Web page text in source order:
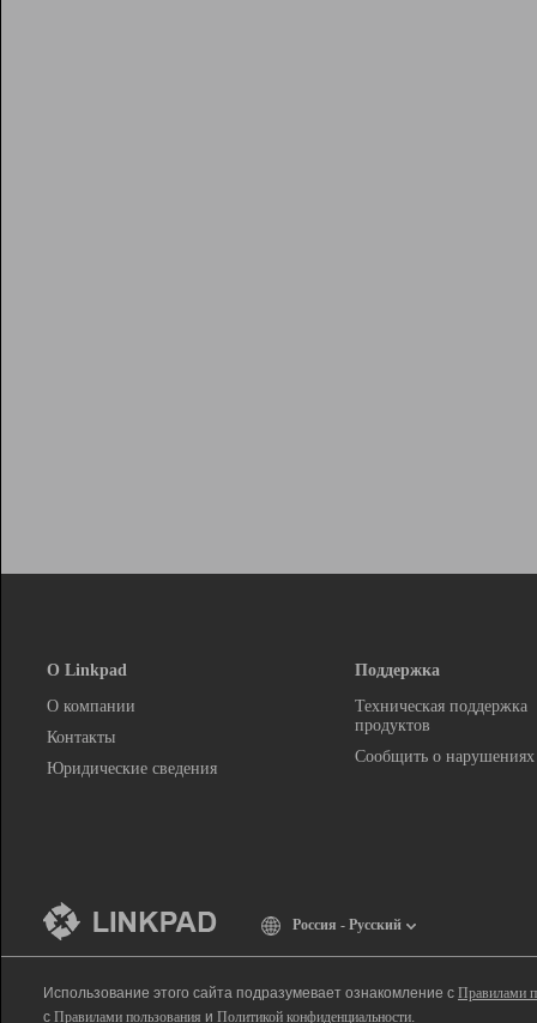
О Linkpad
О компании
Контакты
Юридические сведения
Поддержка
Техническая поддержка
продуктов
Сообщить о нарушениях
Россия - Русский
Использование этого сайта подразумевает ознакомление с Правилами
с Правилами пользования и Политикой конфиденциальности.